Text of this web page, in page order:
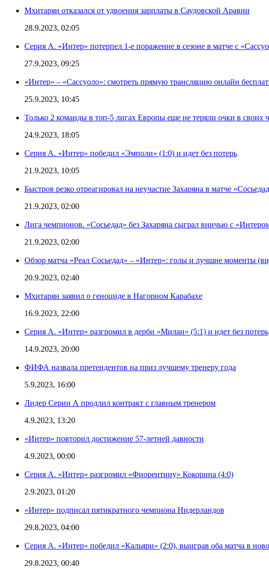
Мхитарян отказался от удвоения зарплаты в Саудовской Аравии
28.9.2023, 02:05
Серия А. «Интер» потерпел 1-е поражение в сезоне в матче с
27.9.2023, 09:25
«Интер» – «Сассуоло»: смотреть прямую трансляцию онлайн
25.9.2023, 10:45
Только 2 команды в топ-5 лигах Европы еще не теряли очки в своих
24.9.2023, 18:05
Серия А. «Интер» победил «Эмполи» (1:0) и идет без потерь
21.9.2023, 10:05
Быстров резко отреагировал на неучастие Захаряна в матче
21.9.2023, 02:00
Лига чемпионов. «Сосьедад» без Захаряна сыграл вничью с
21.9.2023, 02:00
Обзор матча «Реал Сосьедад» – «Интер»: голы и лучшие моменты
20.9.2023, 02:40
Мхитарян заявил о геноциде в Нагорном Карабахе
16.9.2023, 22:00
Серия А. «Интер» разгромил в дерби «Милан» (5:1) и идет без
14.9.2023, 20:00
ФИФА назвала претендентов на приз лучшему тренеру года
5.9.2023, 16:00
Лидер Серии А продлил контракт с главным тренером
4.9.2023, 13:20
«Интер» повторил достижение 57-летней давности
4.9.2023, 00:00
Серия А. «Интер» разгромил «Фиорентину» Кокорина (4:0)
2.9.2023, 01:20
«Интер» подписал пятикратного чемпиона Нидерландов
29.8.2023, 04:00
Серия А. «Интер» победил «Кальяри» (2:0), выиграв оба матча в
29.8.2023, 00:40